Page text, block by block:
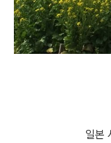
일본